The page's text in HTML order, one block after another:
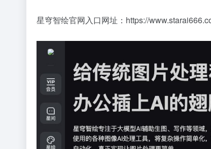
星穹智绘官网入口网址：https://